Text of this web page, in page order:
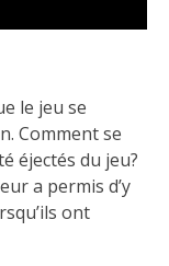
le jeu se
Comment se
éjectés du jeu?
a permis d’y
ont